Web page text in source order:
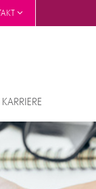
KARRIERE